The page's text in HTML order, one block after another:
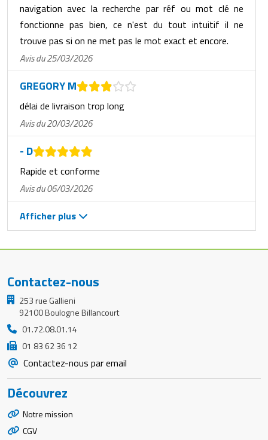
navigation avec la recherche par réf ou mot clé ne
fonctionne pas bien, ce n'est du tout intuitif il ne
trouve pas si on ne met pas le mot exact et encore.
Avis du 25/03/2026
GREGORY M
délai de livraison trop long
Avis du 20/03/2026
- D
Rapide et conforme
Avis du 06/03/2026
Afficher plus
Contactez-nous
253 rue Gallieni
92100 Boulogne Billancourt
01.72.08.01.14
01 83 62 36 12
Contactez-nous par email
Découvrez
Notre mission
CGV